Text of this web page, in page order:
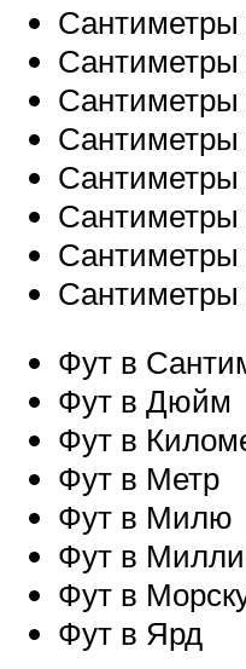
Фут в
Фут в Дюйм
Фут в
Фут в Метр
Фут в Милю
Фут в
Фут в
Фут в Ярд